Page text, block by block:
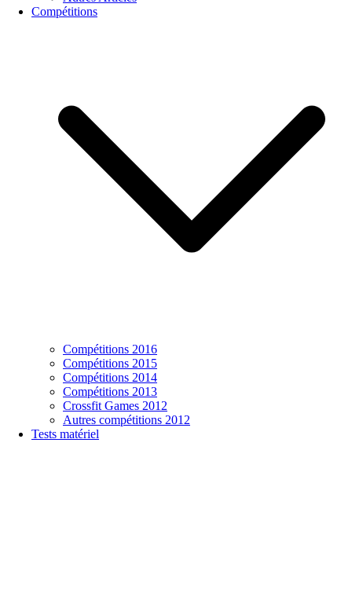
Compétitions
Compétitions 2016
Compétitions 2015
Compétitions 2014
Compétitions 2013
Crossfit Games 2012
Autres compétitions 2012
Tests matériel